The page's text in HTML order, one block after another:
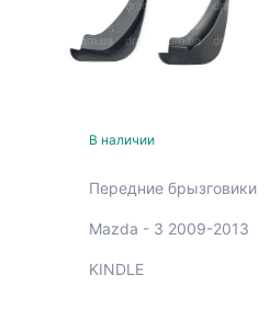
В наличии
Передние брызговики
Mazda - 3 2009-2013
KINDLE